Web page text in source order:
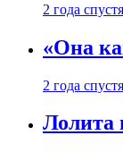
2 года спустя
«Она
2 года спустя
Лолита